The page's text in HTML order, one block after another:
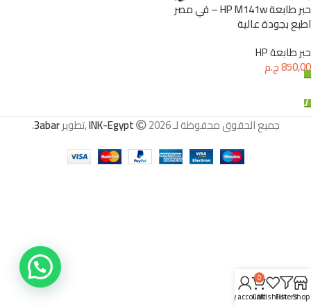
حبر طابعة HP M141w – في مصر
اطبع بجودة عالية
حبر طابعة HP
850,00ج.م
جميع الحقوق محفوظة لـ INK-Egypt 2026 ,تطوير 3abar
.
Shop
Filters
Wishlist
0
Cart
My account